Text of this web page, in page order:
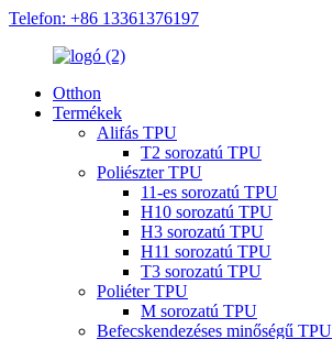
Telefon: +86 13361376197
Otthon
Termékek
Alifás TPU
T2 sorozatú TPU
Poliészter TPU
11-es sorozatú TPU
H10 sorozatú TPU
H3 sorozatú TPU
H11 sorozatú TPU
T3 sorozatú TPU
Poliéter TPU
M sorozatú TPU
Befecskendezéses minőségű TPU